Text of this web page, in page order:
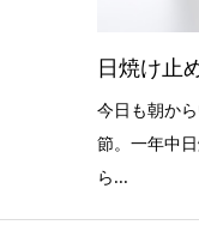
日焼け止
今日も朝か
節。一年中
ら...